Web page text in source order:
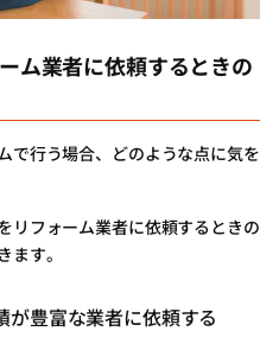
ム業者に依頼するときの
で行う場合、どのような点に気を
リフォーム業者に依頼するときの
ます。
豊富な業者に依頼する